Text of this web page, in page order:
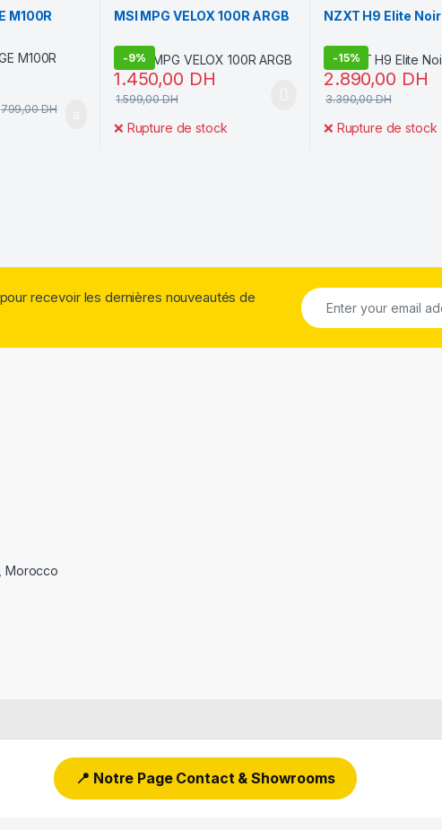
M100R
799,00DH
MSI MPG VELOX 100R ARGB
-9%
1.450,00 DH
1.599,00DH
❌ Rupture de stock
NZXT H9 Elite Noir
-15%
2.890,00 DH
3.390,00DH
❌ Rupture de stock
pour recevoir les dernières nouveautés de
Morocco
📍 Notre Page Contact & Showrooms